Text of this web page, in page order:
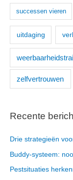
successen vieren
uitdaging
zelfvertrouwen
Recente
Drie strategieën
Buddy-systeem:
Pestsituaties